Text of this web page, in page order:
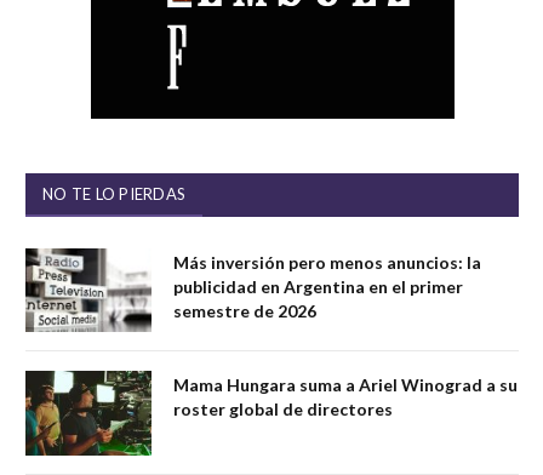
NO TE LO PIERDAS
Más inversión pero menos anuncios: la
publicidad en Argentina en el primer
semestre de 2026
Mama Hungara suma a Ariel Winograd a su
roster global de directores